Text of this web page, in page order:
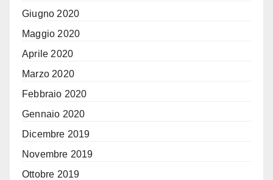
Giugno 2020
Maggio 2020
Aprile 2020
Marzo 2020
Febbraio 2020
Gennaio 2020
Dicembre 2019
Novembre 2019
Ottobre 2019